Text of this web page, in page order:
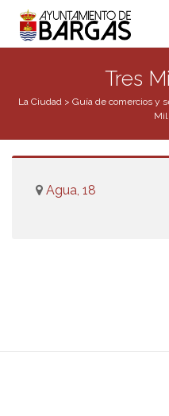
Tres
La Ciudad > Guía de comercios y
Mil
Agua, 18